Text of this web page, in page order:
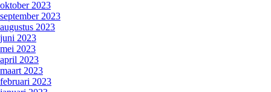
oktober 2023
september 2023
augustus 2023
juni 2023
mei 2023
april 2023
maart 2023
februari 2023